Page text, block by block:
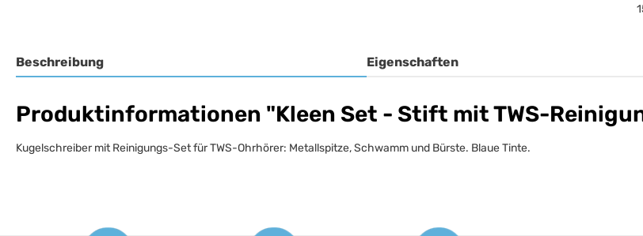
Beschreibung Eigenschaften
Produktinformationen "Kleen Set - Stift mit TWS-
Kugelschreiber mit Reinigungs-Set für TWS-Ohrhörer: Metallspitze, Schwamm und Bürste. Blaue Tinte.